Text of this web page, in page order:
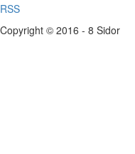
RSS
Copyright © 2016 - 8 Sidor